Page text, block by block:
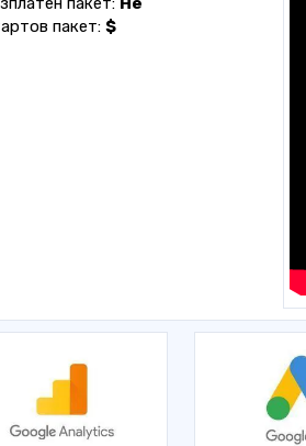
пакет: $